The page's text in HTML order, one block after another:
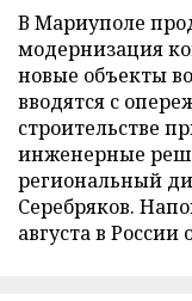
В Мариуполе
модернизация
новые объекты
вводятся с
строительстве
инженерные
региональный
Серебряков.
августа в